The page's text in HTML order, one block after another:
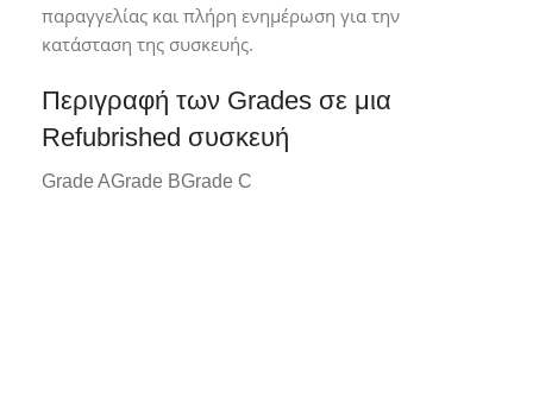
παραγγελίας και πλήρη ενημέρωση για την
κατάσταση της συσκευής.
Περιγραφή των Grades σε μια
Refubrished συσκευή
Grade AGrade BGrade C